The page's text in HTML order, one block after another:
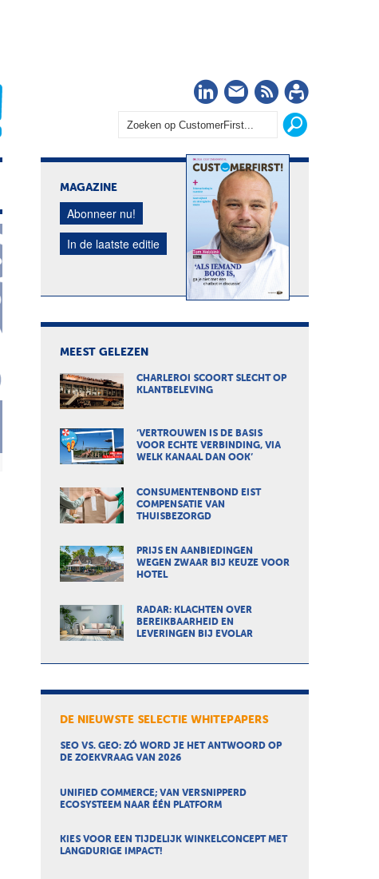
LinkedIn
Nieuwsbrief
RSS
MAGAZINE
Abonneer nu!
In de laatste editie
MEEST GELEZEN
CHARLEROI SCOORT SLECHT OP
KLANTBELEVING
‘VERTROUWEN IS DE BASIS
VOOR ECHTE VERBINDING, VIA
WELK KANAAL DAN OOK’
CONSUMENTENBOND EIST
COMPENSATIE VAN
THUISBEZORGD
PRIJS EN AANBIEDINGEN
WEGEN ZWAAR BIJ KEUZE VOOR
HOTEL
RADAR: KLACHTEN OVER
BEREIKBAARHEID EN
LEVERINGEN BIJ EVOLAR
DE NIEUWSTE SELECTIE WHITEPAPERS
SEO VS. GEO: ZÓ WORD JE HET ANTWOORD OP
DE ZOEKVRAAG VAN 2026
UNIFIED COMMERCE; VAN VERSNIPPERD
ECOSYSTEEM NAAR ÉÉN PLATFORM
KIES VOOR EEN TIJDELIJK WINKELCONCEPT MET
LANGDURIGE IMPACT!